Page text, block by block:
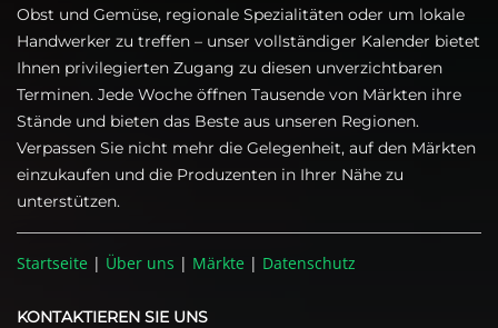
Obst und Gemüse, regionale Spezialitäten oder um lokale
Handwerker zu treffen – unser vollständiger Kalender bietet
Ihnen privilegierten Zugang zu diesen unverzichtbaren
Terminen. Jede Woche öffnen Tausende von Märkten ihre
Stände und bieten das Beste aus unseren Regionen.
Verpassen Sie nicht mehr die Gelegenheit, auf den Märkten
einzukaufen und die Produzenten in Ihrer Nähe zu
unterstützen.
Startseite | Über uns | Märkte | Datenschutz
KONTAKTIEREN SIE UNS